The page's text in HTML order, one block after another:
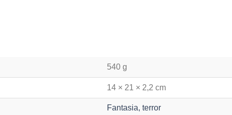
540 g
14 × 21 × 2,2 cm
Fantasia, terror